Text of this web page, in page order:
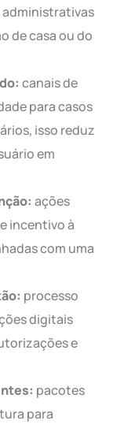
administrativas
de casa ou do
canais de
para casos
isso reduz
em
ações
incentivo à
com uma
processo
digitais
e
pacotes
para